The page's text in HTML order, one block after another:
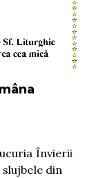
Învierii
din